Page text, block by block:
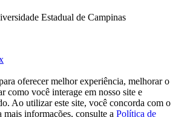
Estadual de Campinas
oferecer melhor experiência, melhorar o
como você interage em nosso site e
Ao utilizar este site, você concorda com o
mais informações, consulte a Política de